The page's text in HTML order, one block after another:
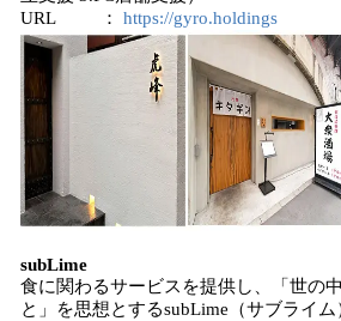
URL ： https://gyro.holdings
subLime
食に関わるサービスを提供し、「世の
と」を思想とするsubLime（サブライム